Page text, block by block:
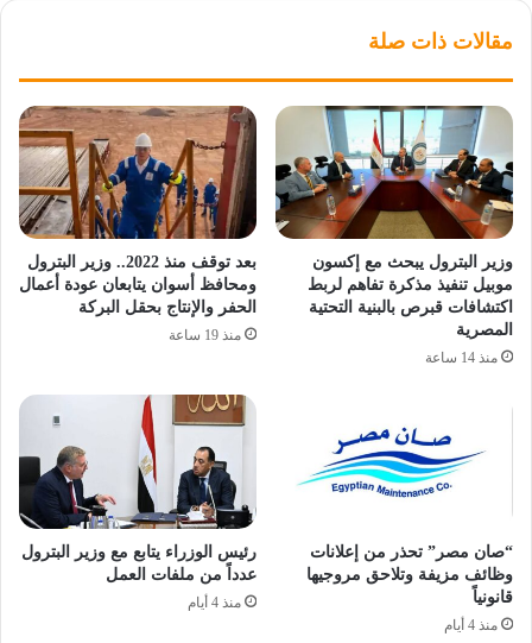
مقالات ذات صلة
وزير البترول يبحث مع إكسون
موبيل تنفيذ مذكرة تفاهم لربط
اكتشافات قبرص بالبنية التحتية
المصرية
منذ 14 ساعة
بعد توقف منذ 2022.. وزير البترول
ومحافظ أسوان يتابعان عودة أعمال
الحفر والإنتاج بحقل البركة
منذ 19 ساعة
“صان مصر” تحذر من إعلانات
وظائف مزيفة وتلاحق مروجيها
قانونياً
منذ 4 أيام
رئيس الوزراء يتابع مع وزير البترول
عدداً من ملفات العمل
منذ 4 أيام